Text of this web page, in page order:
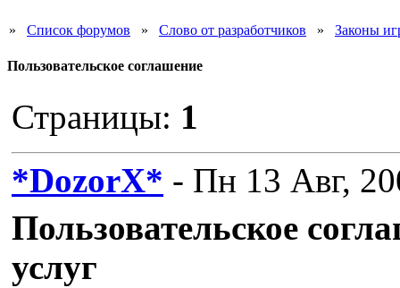
» Список форумов » Слово от разработчиков » Законы
Пользовательское соглашение
Страницы: 1
*DozorX* - Пн 13 Авг,
Пользовательское
услуг